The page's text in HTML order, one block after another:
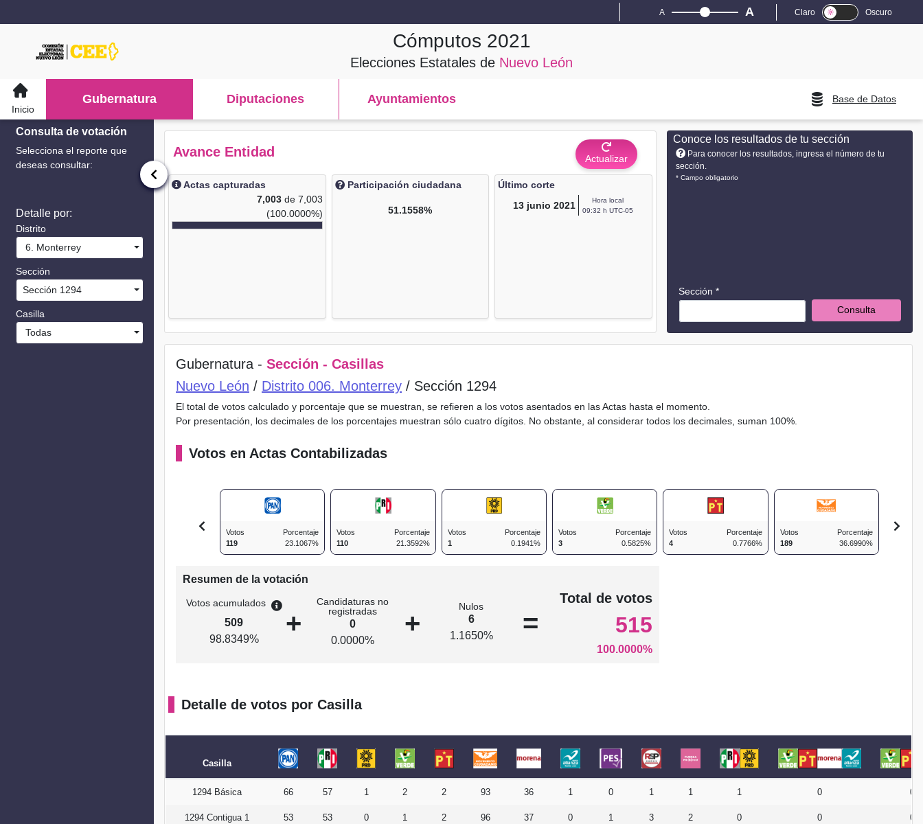
A A Claro Oscuro
Cómputos 2021
Elecciones Estatales de Nuevo León
Inicio
Gubernatura Diputaciones Ayuntamientos Base de Datos
Consulta de votación
Selecciona el reporte que
deseas consultar:
Detalle por:
Distrito
6. Monterrey
Sección
Sección 1294
Casilla
Todas
Avance Entidad Actualizar
Actas capturadas
7,003 de 7,003
(100.0000%)
Participación ciudadana
51.1558%
Último corte
13 junio 2021
Hora local
09:32 h UTC-05
Conoce los resultados de tu sección
Para conocer los resultados, ingresa el número de tu
sección.
* Campo obligatorio
Sección *
Consulta
Gubernatura - Sección - Casillas
Nuevo León / Distrito 006. Monterrey / Sección 1294
El total de votos calculado y porcentaje que se muestran, se refieren a los votos asentados en las Actas hasta el momento.
Por presentación, los decimales de los porcentajes muestran sólo cuatro dígitos. No obstante, al considerar todos los decimales, suman 100%.
Votos en Actas Contabilizadas
Votos
119
Porcentaje
23.1067%
Votos
110
Porcentaje
21.3592%
Votos
1
Porcentaje
0.1941%
Votos
3
Porcentaje
0.5825%
Votos
4
Porcentaje
0.7766%
Votos
189
Porcentaje
36.6990%
Votos
Resumen de la votación
Votos acumulados
509
98.8349%
+
Candidaturas no
registradas
0
0.0000%
+
Nulos
6
1.1650%
=
Total de votos
515
100.0000%
Detalle de votos por Casilla
Casilla
1294 Básica 66 57 1 2 2 93 36 1 0 1 1 1 0 0
1294 Contigua 1 53 53 0 1 2 96 37 0 1 3 2 0 0 0